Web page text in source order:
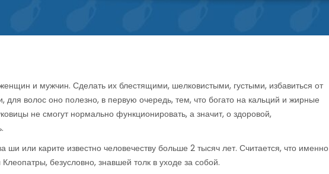
и мужчин. Сделать их блестящими, шелковистыми, густыми, избавиться от
волос оно полезно, в первую очередь, тем, что богато на кальций и жирные
не смогут нормально функционировать, а значит, о здоровой,
или карите известно человечеству больше 2 тысяч лет. Считается, что именно
безусловно, знавшей толк в уходе за собой.